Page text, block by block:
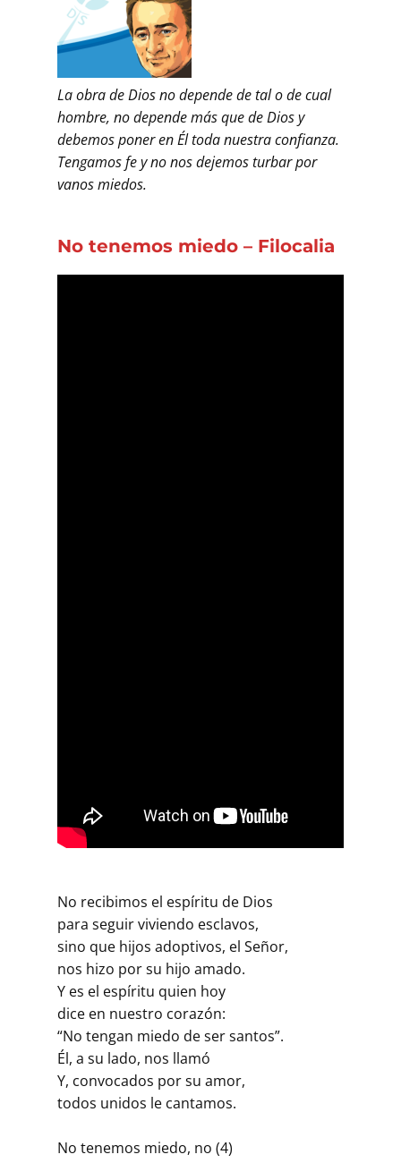
La obra de Dios no depende de tal o de cual
hombre, no depende más que de Dios y
debemos poner en Él toda nuestra confianza.
Tengamos fe y no nos dejemos turbar por
vanos miedos.
No tenemos miedo – Filocalia
No recibimos el espíritu de Dios
para seguir viviendo esclavos,
sino que hijos adoptivos, el Señor,
nos hizo por su hijo amado.
Y es el espíritu quien hoy
dice en nuestro corazón:
“No tengan miedo de ser santos”.
Él, a su lado, nos llamó
Y, convocados por su amor,
todos unidos le cantamos.
No tenemos miedo, no (4)